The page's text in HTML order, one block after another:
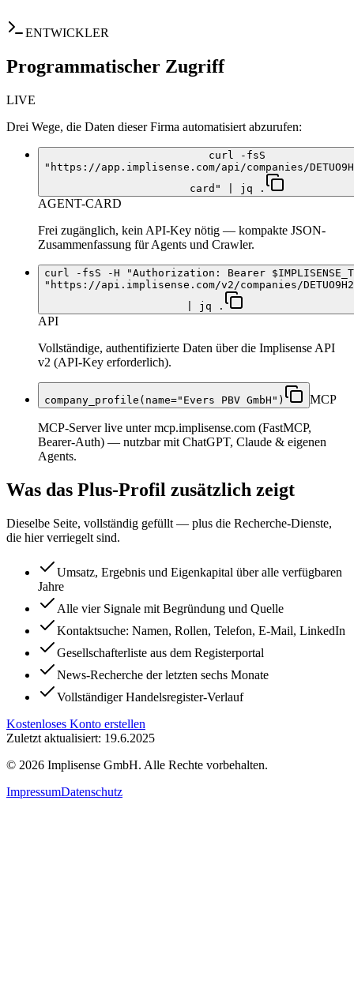
ENTWICKLER
Programmatischer Zugriff
LIVE
Drei Wege, die Daten dieser Firma automatisiert abzurufen:
curl -fsS
"https://app.implisense.com/api/companies/
card" | jq .
AGENT-CARD
Frei zugänglich, kein API-Key nötig — kompakte JSON-
Zusammenfassung für Agents und Crawler.
curl -fsS -H "Authorization: Bearer
"https://api.implisense.com/v2/companies/
| jq .
API
Vollständige, authentifizierte Daten über die Implisense API
v2 (API-Key erforderlich).
company_profile(name="Evers PBV GmbH") MCP
MCP-Server live unter mcp.implisense.com (FastMCP,
Bearer-Auth) — nutzbar mit ChatGPT, Claude & eigenen
Agents.
Was das Plus-Profil zusätzlich zeigt
Dieselbe Seite, vollständig gefüllt — plus die Recherche-Dienste,
die hier verriegelt sind.
Umsatz, Ergebnis und Eigenkapital über alle verfügbaren
Jahre
Alle vier Signale mit Begründung und Quelle
Kontaktsuche: Namen, Rollen, Telefon, E-Mail, LinkedIn
Gesellschafterliste aus dem Registerportal
News-Recherche der letzten sechs Monate
Vollständiger Handelsregister-Verlauf
Kostenloses Konto erstellen
Zuletzt aktualisiert: 19.6.2025
© 2026 Implisense GmbH. Alle Rechte vorbehalten.
ImpressumDatenschutz